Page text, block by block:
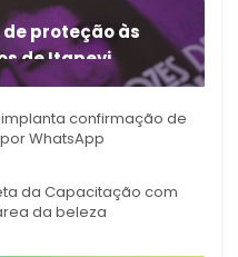
proteção às
de Itapevi
confirmação de
WhatsApp
da Capacitação com
da beleza